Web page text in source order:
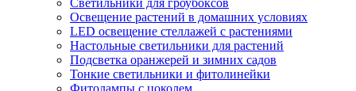
Освещение растений в домашних условиях
LED освещение стеллажей с растениями
Настольные светильники для растений
Подсветка оранжерей и зимних садов
Тонкие светильники и фитолинейки
Фитолампы с цоколем